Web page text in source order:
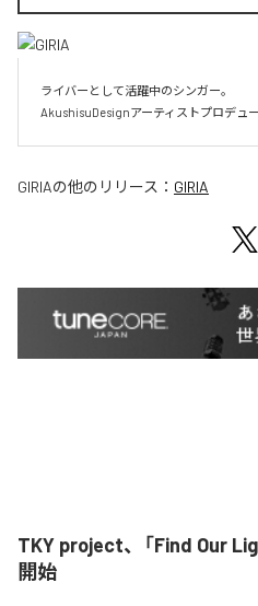
ライバーとして活躍中のシンガー。
AkushisuDesignアーティストプロデュ
GIRIAの他のリリース： GIRIA
TKY project、「Find Our
開始